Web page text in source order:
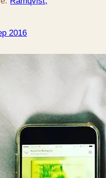
2016